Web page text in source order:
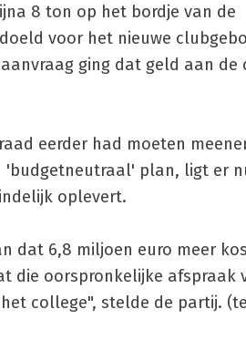
8 ton op het bordje van de
voor het nieuwe
ging dat geld aan de
eerder had moeten
'budgetneutraal' plan, ligt er
oplevert.
dat 6,8 miljoen euro meer
die oorspronkelijke afspraak
college", stelde de partij.